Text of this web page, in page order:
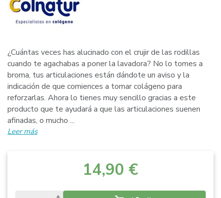
¿Cuántas veces has alucinado con el crujir de las rodillas
cuando te agachabas a poner la lavadora? No lo tomes a
broma, tus articulaciones están dándote un aviso y la
indicación de que comiences a tomar colágeno para
reforzarlas. Ahora lo tienes muy sencillo gracias a este
producto que te ayudará a que las articulaciones suenen
afinadas, o mucho ...
Leer más
14,90 €